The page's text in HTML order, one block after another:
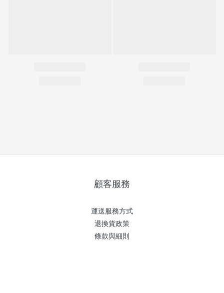
顧客服務
運送服務方式
退換貨政策
條款與細則